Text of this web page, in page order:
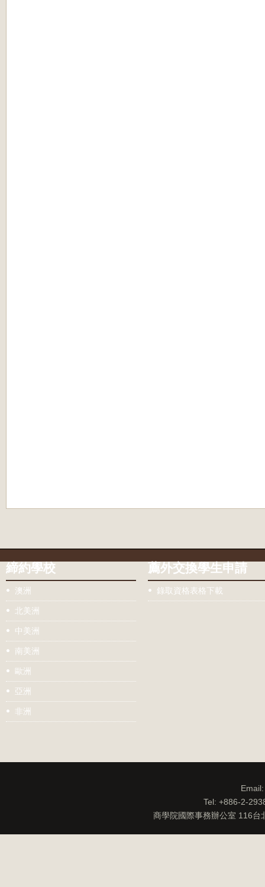
締約學校
澳洲
北美洲
中美洲
南美洲
歐洲
亞洲
非洲
薦外交換學生申請
錄取資格表格下載
Tel: +886-2-
商學院國際事務辦公室 116台